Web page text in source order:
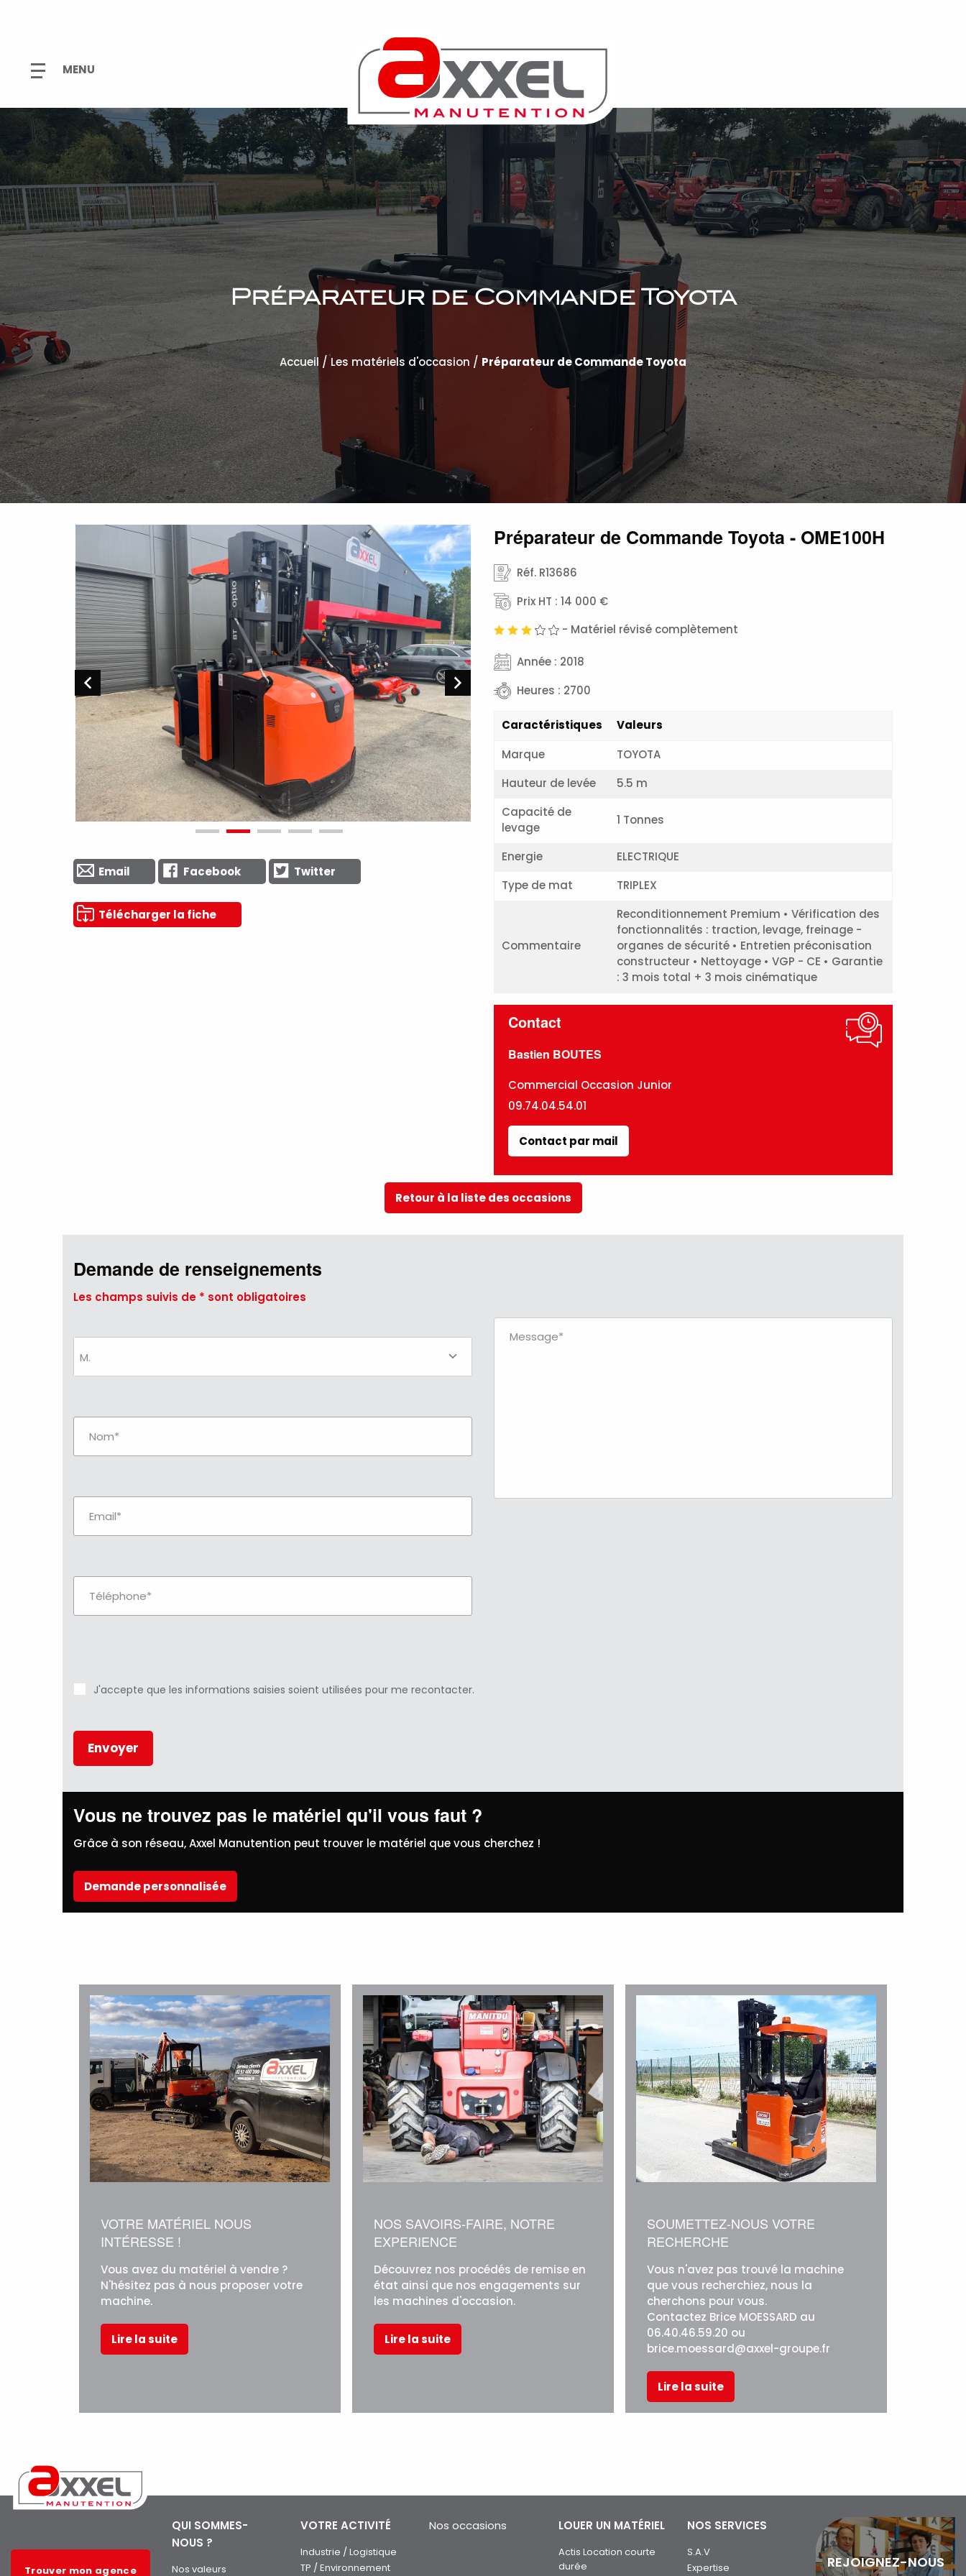
Préparateur de Commande Toyota
Accueil / Les matériels d'occasion / Préparateur de Commande Toyota
Email Facebook Twitter
Télécharger la fiche
Préparateur de Commande Toyota - OME100H
Réf. R13686
Prix HT : 14 000 €
- Matériel révisé complètement
Année : 2018
Heures : 2700
Caractéristiques
Valeurs
Marque
TOYOTA
Hauteur de levée
5.5 m
Capacité de
levage
1 Tonnes
Energie
ELECTRIQUE
Type de mat
TRIPLEX
Commentaire
Reconditionnement Premium • Vérification des
fonctionnalités : traction, levage, freinage -
organes de sécurité • Entretien préconisation
constructeur • Nettoyage • VGP - CE • Garantie
: 3 mois total + 3 mois cinématique
Contact
Bastien BOUTES
Commercial Occasion Junior
09.74.04.54.01
Contact par mail
Retour à la liste des occasions
Demande de renseignements
Les champs suivis de * sont obligatoires
M.
J'accepte que les informations saisies soient utilisées pour me recontacter.
Vous ne trouvez pas le matériel qu'il vous faut ?
Grâce à son réseau, Axxel Manutention peut trouver le matériel que vous cherchez !
Demande personnalisée
VOTRE MATÉRIEL NOUS
INTÉRESSE !
Vous avez du matériel à vendre ?
N'hésitez pas à nous proposer votre
machine.
Lire la suite
NOS SAVOIRS-FAIRE, NOTRE
EXPERIENCE
Découvrez nos procédés de remise en
état ainsi que nos engagements sur
les machines d'occasion.
Lire la suite
SOUMETTEZ-NOUS VOTRE
RECHERCHE
Vous n'avez pas trouvé la machine
que vous recherchiez, nous la
cherchons pour vous.
Contactez Brice MOESSARD au
06.40.46.59.20 ou
brice.moessard@axxel-groupe.fr
Lire la suite
Trouver mon agence
QUI SOMMES-
NOUS ?
Nos valeurs
VOTRE ACTIVITÉ
Industrie / Logistique
TP / Environnement
Nos occasions LOUER UN MATÉRIEL
Actis Location courte
durée
NOS SERVICES
S.A.V
Expertise
REJOIGNEZ-NOUS